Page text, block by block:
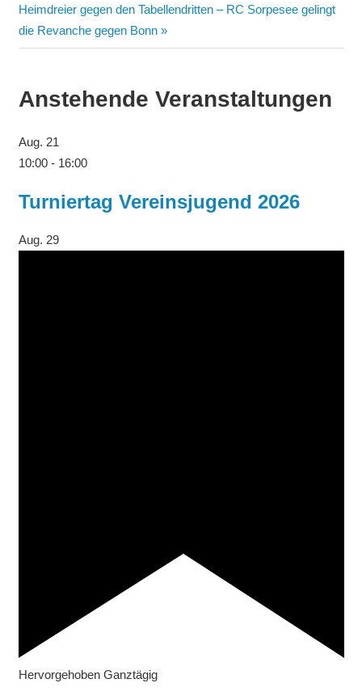
Nächster
Beitrag:
Heimdreier gegen den Tabellendritten – RC Sorpesee gelingt
die Revanche gegen Bonn
Anstehende Veranstaltungen
Aug. 21
10:00- 16:00
Turniertag Vereinsjugend 2026
Aug. 29
Hervorgehoben Ganztägig